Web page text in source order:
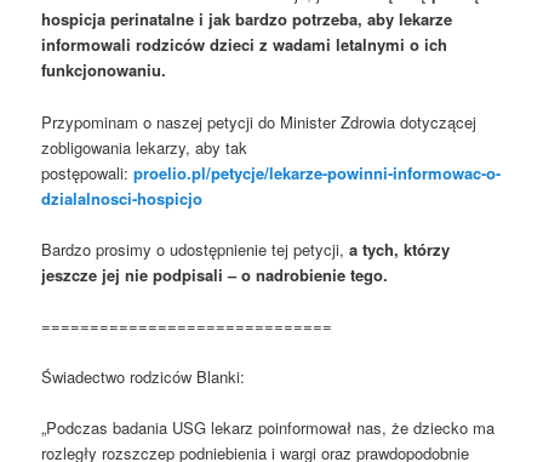
hospicja perinatalne i jak bardzo potrzeba, aby lekarze
informowali rodziców dzieci z wadami letalnymi o ich
funkcjonowaniu.
Przypominam o naszej petycji do Minister Zdrowia dotyczącej
zobligowania lekarzy, aby tak
postępowali:proelio.pl/petycje/lekarze-powinni-informowac-o-
dzialalnosci-hospicjo
Bardzo prosimy o udostępnienie tej petycji,a tych, którzy
jeszcze jej nie podpisali – o nadrobienie tego.
==============================
Świadectwo rodziców Blanki:
„Podczas badania USG lekarz poinformował nas, że dziecko ma
rozległy rozszczep podniebienia i wargi oraz prawdopodobnie